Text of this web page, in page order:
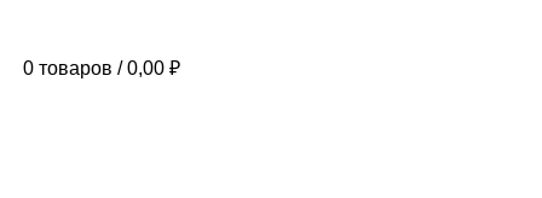
0 товаров / 0,00 ₽